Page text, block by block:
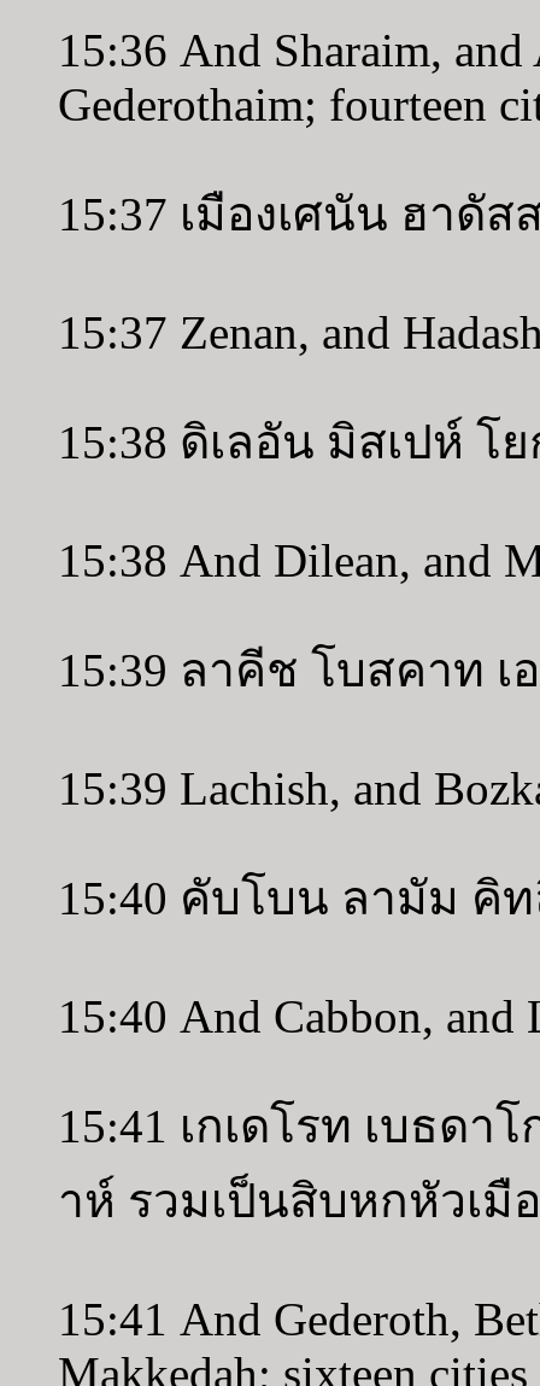
15:36 And Sharaim,
Gederothaim; fourteen
15:37 เมืองเศนัน ฮาดั
15:37 Zenan, and
15:38 ดิเลอัน มิสเปห์ โย
15:38 And Dilean, and
15:39 ลาคีช โบสคาท เ
15:39 Lachish, and
15:40 คับโบน ลามัม คิ
15:40 And Cabbon,
15:41 เกเดโรท เบธด
าห์ รวมเป็นสิบหกหัวเ
15:41 And Gederoth,
Makkedah; sixteen